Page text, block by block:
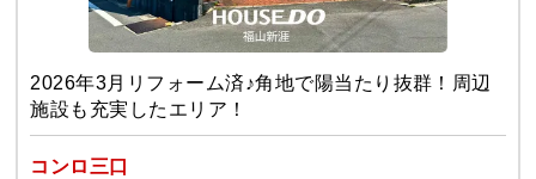
2026年3月リフォーム済♪角地で陽当たり抜群！周辺
施設も充実したエリア！
コンロ三口